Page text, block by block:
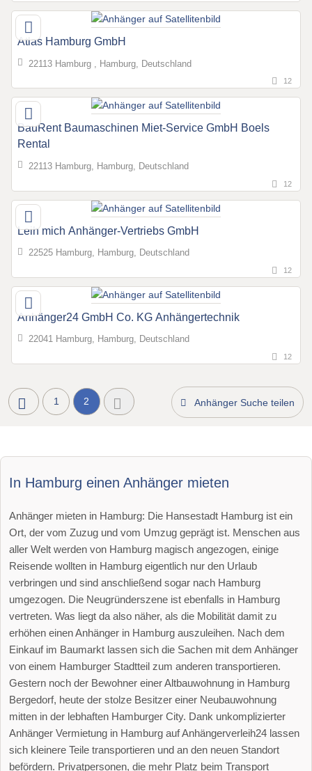
Atlas Hamburg GmbH
22113 Hamburg , Hamburg, Deutschland
12
BauRent Baumaschinen Miet-Service GmbH Boels
Rental
22113 Hamburg, Hamburg, Deutschland
12
Leih mich Anhänger-Vertriebs GmbH
22525 Hamburg, Hamburg, Deutschland
12
Anhänger24 GmbH Co. KG Anhängertechnik
22041 Hamburg, Hamburg, Deutschland
12
1 2 Anhänger Suche teilen
In Hamburg einen Anhänger mieten
Anhänger mieten in Hamburg: Die Hansestadt Hamburg ist ein
Ort, der vom Zuzug und vom Umzug geprägt ist. Menschen aus
aller Welt werden von Hamburg magisch angezogen, einige
Reisende wollten in Hamburg eigentlich nur den Urlaub
verbringen und sind anschließend sogar nach Hamburg
umgezogen. Die Neugründerszene ist ebenfalls in Hamburg
vertreten. Was liegt da also näher, als die Mobilität damit zu
erhöhen einen Anhänger in Hamburg auszuleihen. Nach dem
Einkauf im Baumarkt lassen sich die Sachen mit dem Anhänger
von einem Hamburger Stadtteil zum anderen transportieren.
Gestern noch der Bewohner einer Altbauwohnung in Hamburg
Bergedorf, heute der stolze Besitzer einer Neubauwohnung
mitten in der lebhaften Hamburger City. Dank unkomplizierter
Anhänger Vermietung in Hamburg auf Anhängerverleih24 lassen
sich kleinere Teile transportieren und an den neuen Standort
befördern. Privatpersonen, die mehr Platz beim Transport